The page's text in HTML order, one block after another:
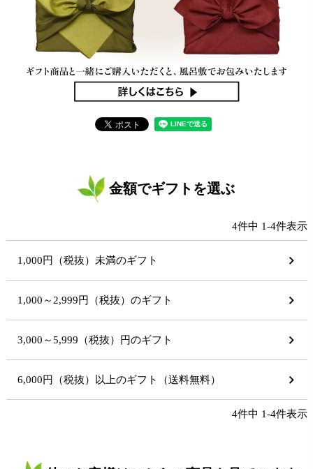
金額でギフトを選ぶ
4件中 1-4件表示
1,000円（税抜）未満のギフト
1,000～2,999円（税抜）のギフト
3,000～5,999（税抜）円のギフト
6,000円（税抜）以上のギフト（送料無料）
4件中 1-4件表示